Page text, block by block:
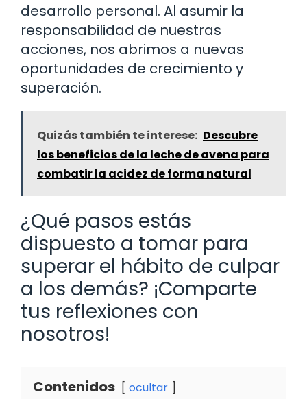
desarrollo personal. Al asumir la
responsabilidad de nuestras
acciones, nos abrimos a nuevas
oportunidades de crecimiento y
superación.
Quizás también te interese: Descubre
los beneficios de la leche de avena para
combatir la acidez de forma natural
¿Qué pasos estás
dispuesto a tomar para
superar el hábito de culpar
a los demás? ¡Comparte
tus reflexiones con
nosotros!
Contenidos ocultar